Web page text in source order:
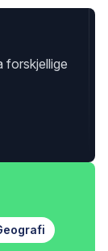
forskjellige